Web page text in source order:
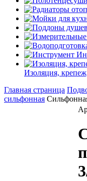
Изоляция,
Главная страница
сильфонная